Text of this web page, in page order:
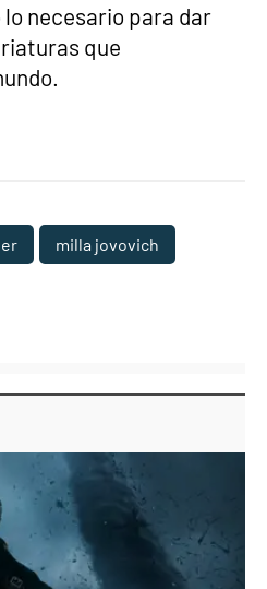
necesario para dar
que
milla jovovich